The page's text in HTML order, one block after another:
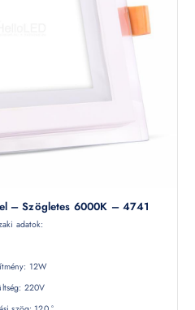
– Szögletes 6000K – 4741
adatok:
12W
220V